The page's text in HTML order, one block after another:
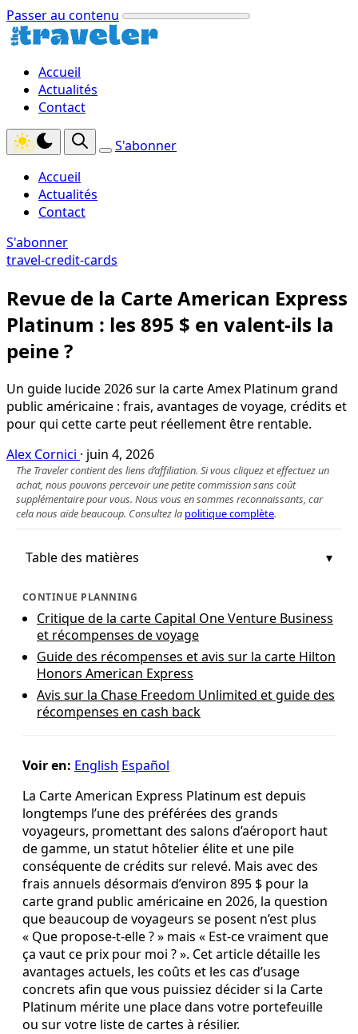
Passer au contenu
Accueil
Actualités
Contact
S'abonner
Accueil
Actualités
Contact
S'abonner
travel-credit-cards
Revue de la Carte American Express
Platinum : les 895 $ en valent‑ils la
peine ?
Un guide lucide 2026 sur la carte Amex Platinum grand
public américaine : frais, avantages de voyage, crédits et
pour qui cette carte peut réellement être rentable.
Alex Cornici · juin 4, 2026
The Traveler contient des liens d’affiliation. Si vous cliquez et effectuez un
achat, nous pouvons percevoir une petite commission sans coût
supplémentaire pour vous. Nous vous en sommes reconnaissants, car
cela nous aide beaucoup. Consultez la politique complète.
Table des matières
CONTINUE PLANNING
Critique de la carte Capital One Venture Business
et récompenses de voyage
Guide des récompenses et avis sur la carte Hilton
Honors American Express
Avis sur la Chase Freedom Unlimited et guide des
récompenses en cash back
Voir en: English Español
La Carte American Express Platinum est depuis
longtemps l’une des préférées des grands
voyageurs, promettant des salons d’aéroport haut
de gamme, un statut hôtelier élite et une pile
conséquente de crédits sur relevé. Mais avec des
frais annuels désormais d’environ 895 $ pour la
carte grand public américaine en 2026, la question
que beaucoup de voyageurs se posent n’est plus
« Que propose‑t‑elle ? » mais « Est‑ce vraiment que
ça vaut ce prix pour moi ? ». Cet article détaille les
avantages actuels, les coûts et les cas d’usage
concrets afin que vous puissiez décider si la Carte
Platinum mérite une place dans votre portefeuille
ou sur votre liste de cartes à résilier.